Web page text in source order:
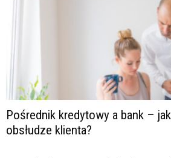
Pośrednik kredytowy a bank –
obsłudze klienta?